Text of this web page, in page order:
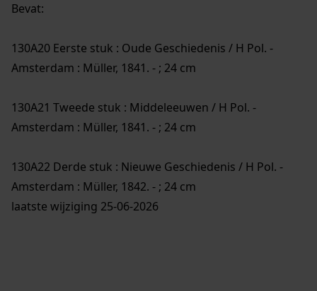
Bevat:
130A20 Eerste stuk : Oude Geschiedenis / H Pol. -
Amsterdam : Müller, 1841. - ; 24 cm
130A21 Tweede stuk : Middeleeuwen / H Pol. -
Amsterdam : Müller, 1841. - ; 24 cm
130A22 Derde stuk : Nieuwe Geschiedenis / H Pol. -
Amsterdam : Müller, 1842. - ; 24 cm
laatste wijziging 25-06-2026